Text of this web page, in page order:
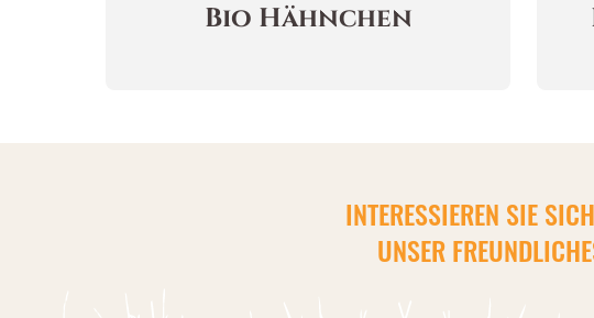
Bio Hähnchen
INTERESSIEREN SIE
UNSER